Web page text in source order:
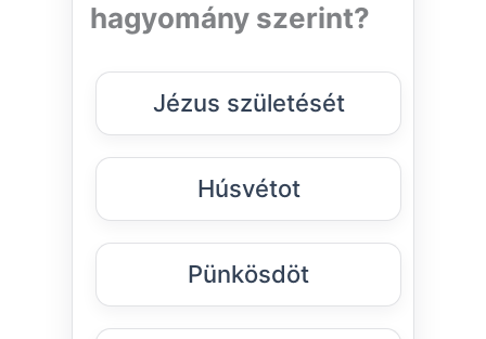
hagyomány szerint?
Jézus születését
Húsvétot
Pünkösdöt